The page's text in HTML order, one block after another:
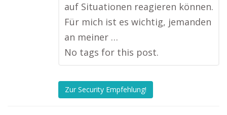
auf Situationen reagieren können.
Für mich ist es wichtig, jemanden
an meiner …
No tags for this post.
Zur Security Empfehlung!